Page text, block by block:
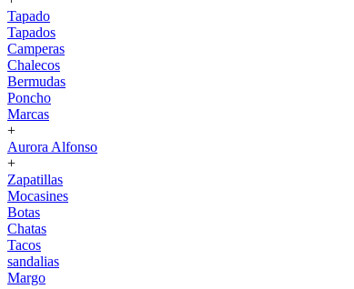
Tapado
Tapados
Camperas
Chalecos
Bermudas
Poncho
Marcas
+
Aurora Alfonso
+
Zapatillas
Mocasines
Botas
Chatas
Tacos
sandalias
Margo